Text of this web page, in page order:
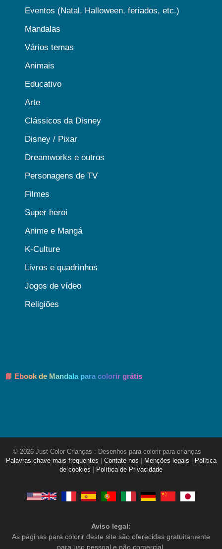
Eventos (Natal, Halloween, feriados, etc.)
Mandalas
Vários temas
Animais
Educativo
Arte
Clássicos da Disney
Disney / Pixar
Dreamworks e outros
Personagens de TV
Filmes
Super heroi
Anime e Mangá
K-Culture
Livros e quadrinhos
Jogos de vídeo
Religiões
📘 Ebook de Mandala para colorir grátis
© 2026 Just Color Crianças : Desenhos para colorir para crianças
Palavras-chave mais frequentes
Contate-nos Menções legais
Política
de cookies
Política de Privacidade
Aviso legal:
As páginas para colorir deste site são oferecidas gratuitamente
para uso pessoal e não comercial.